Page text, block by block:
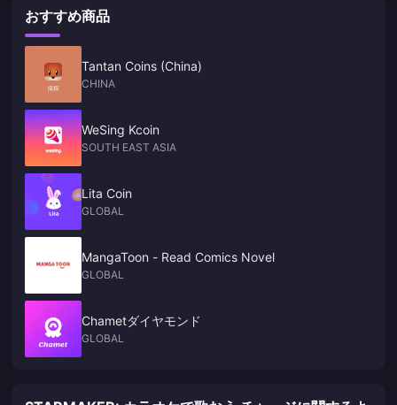
ジ 2026](https://bittopup.com/goods/StarMaker-Sing-Karaoke-Coins)
のようなサードパーティプラットフォームをご利用ください。
を重視するプレイヤーは、SID認証による安全性を確保しつつ、コストを
20〜30%削減できるサードパーティのオプションを活用することで最大
の恩恵を受けられます。2024年から2026年にかけてのセール傾向を追
跡した結果、5月は連休後のプロモーションや「ファミリーPK」イベン
トの第7フェーズの影響により、一貫して最も高い割引率を記録していま
デイリーミッション（週400〜600コイン）、7日間のログインボーナス
ッションあたり200〜500コイン）、そして紹介報酬（1人あたり200コ
イン）を組み合わせることで、現実的にこの目標を達成できます。既存
の無課金プレイヤーの場合、月間で6,000〜8,000コインの獲得が目安と
なります。12,000コインという目標は、フェーズ6限定のものです。
おすすめ商品
Tantan Coins (China)
CHINA
WeSing Kcoin
SOUTH EAST ASIA
Lita Coin
GLOBAL
MangaToon - Read Comics Novel
GLOBAL
Chametダイヤモンド
GLOBAL